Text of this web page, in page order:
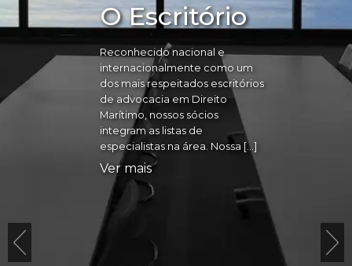
O Escritório
Reconhecido nacional e
internacionalmente como um
dos mais respeitados escritórios
de advocacia em Direito
Marítimo, nossos sócios
integram as listas de
especialistas na área. Nossa […]
Ver mais